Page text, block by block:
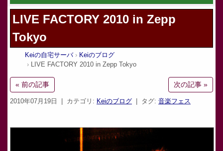
LIVE FACTORY 2010 in Zepp
Tokyo
Keiの自宅サーバ
Keiのブログ
LIVE FACTORY 2010 in Zepp Tokyo
« 前の記事 次の記事 »
2010年07月19日 | カテゴリ: Keiのブログ | タグ: 音楽フェス